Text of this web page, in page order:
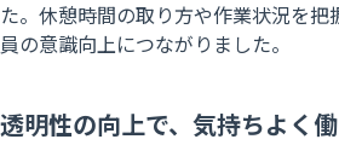
た。休憩時間の取り方や作業状況を
員の意識向上につながりました。
透明性の向上で、気持ちよく